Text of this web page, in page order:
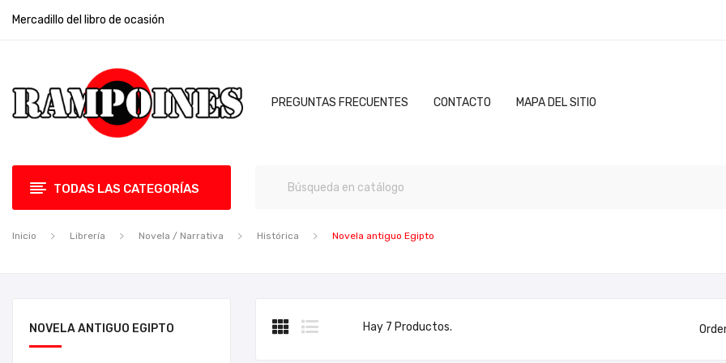
Mercadillo del libro de ocasión
PREGUNTAS FRECUENTES CONTACTO MAPA DEL SITIO
TODAS LAS CATEGORÍAS
Inicio Librería Novela / Narrativa Histórica Novela antiguo Egipto
NOVELA ANTIGUO EGIPTO Hay 7 Productos.